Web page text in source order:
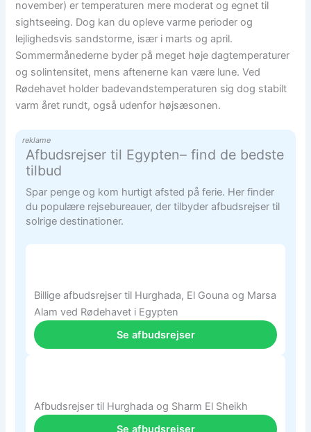
november) er temperaturen mere moderat og egnet til
sightseeing. Dog kan du opleve varme perioder og
lejlighedsvis sandstorme, især i marts og april.
Sommermånederne byder på meget høje dagtemperaturer
og solintensitet, mens aftenerne kan være lune. Ved
Rødehavet holder badevandstemperaturen sig dog stabilt
varm året rundt, også udenfor højsæsonen.
reklame
Afbudsrejser til Egypten– find de bedste
tilbud
Spar penge og kom hurtigt afsted på ferie. Her finder
du populære rejsebureauer, der tilbyder afbudsrejser til
solrige destinationer.
Billige afbudsrejser til Hurghada, El Gouna og Marsa
Alam ved Rødehavet i Egypten
Se afbudsrejser
Afbudsrejser til Hurghada og Sharm El Sheikh
Se afbudsrejser